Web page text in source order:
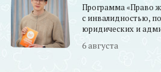
Программа «Право
с инвалидностью,
юридических и
6 августа